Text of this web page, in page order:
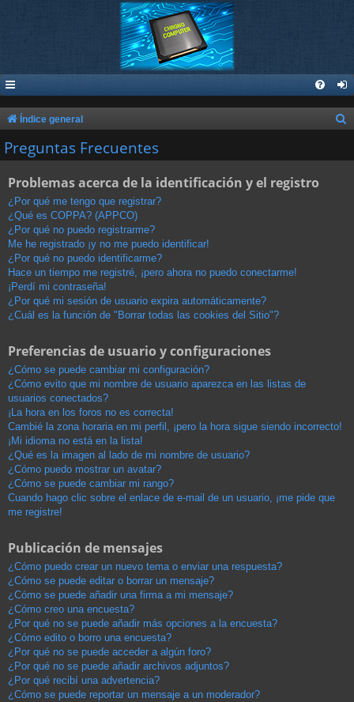
Índice general
s
Preguntas Frecuentes
Problemas acerca de la identificación y el registro
¿Por qué me tengo que registrar?
¿Qué es COPPA? (APPCO)
¿Por qué no puedo registrarme?
Me he registrado ¡y no me puedo identificar!
¿Por qué no puedo identificarme?
Hace un tiempo me registré, ¡pero ahora no puedo conectarme!
¡Perdí mi contraseña!
¿Por qué mi sesión de usuario expira automáticamente?
¿Cuál es la función de "Borrar todas las cookies del Sitio"?
Preferencias de usuario y configuraciones
¿Cómo se puede cambiar mi configuración?
¿Cómo evito que mi nombre de usuario aparezca en las listas de
usuarios conectados?
¡La hora en los foros no es correcta!
Cambié la zona horaria en mi perfil, ¡pero la hora sigue siendo incorrecto!
¡Mi idioma no está en la lista!
¿Qué es la imagen al lado de mi nombre de usuario?
¿Cómo puedo mostrar un avatar?
¿Cómo se puede cambiar mi rango?
Cuando hago clic sobre el enlace de e-mail de un usuario, ¡me pide que
me registre!
Publicación de mensajes
¿Cómo puedo crear un nuevo tema o enviar una respuesta?
¿Cómo se puede editar o borrar un mensaje?
¿Cómo se puede añadir una firma a mi mensaje?
¿Cómo creo una encuesta?
¿Por qué no se puede añadir más opciones a la encuesta?
¿Cómo edito o borro una encuesta?
¿Por qué no se puede acceder a algún foro?
¿Por qué no se puede añadir archivos adjuntos?
¿Por qué recibí una advertencia?
¿Cómo se puede reportar un mensaje a un moderador?